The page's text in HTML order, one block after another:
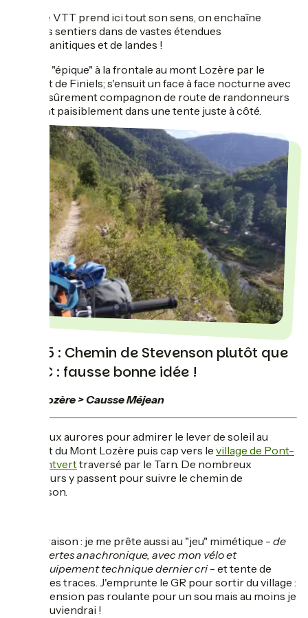
Le VTT prend ici tout son sens, on enchaîne
les sentiers dans de vastes étendues
granitiques et de landes !
Arrivée "épique" à la frontale au mont Lozère par le
sommet de Finiels; s'ensuit un face à face nocturne avec
un âne, sûrement compagnon de route de randonneurs
dormant paisiblement dans une tente juste à côté.
Jour 5 : Chemin de Stevenson plutôt que
GTMC : fausse bonne idée !
Mont Lozère > Causse Méjean
Réveil aux aurores pour admirer le lever de soleil au
sommet du Mont Lozère puis cap vers le village de Pont-
de-Montverttraversé par le Tarn. De nombreux
marcheurs y passent pour suivre le chemin de
Stevenson.
Pas de raison : je me prête aussi au "jeu" mimétique - de
façon certes anachronique, avec mon vélo et
mon équipement technique dernier cri- et tente de
suivre ses traces. J'emprunte le GR pour sortir du village :
une ascension pas roulante pour un sou mais au moins je
m'en souviendrai !